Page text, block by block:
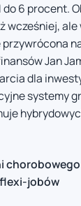
do 6 procent.
wcześniej,
Jan
dla
systemy
jobów